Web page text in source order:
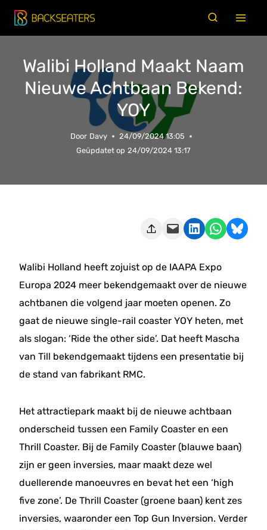
Doorgaan
naar
Walibi Holland Maakt Naam
Nieuwe Achtbaan Bekend:
YOY
Door Davy
24/09/2024 13:05
Geüpdatet op 24/09/2024 13:17
Deze pagina e-mailen Delen op LinkedIn Delen via WhatsApp Share on Bluesky
Walibi Holland heeft zojuist op de IAAPA Expo
Europa 2024 meer bekendgemaakt over de nieuwe
achtbanen die volgend jaar moeten openen. Zo
gaat de nieuwe single-rail coaster YOY heten, met
als slogan: ‘Ride the other side’. Dat heeft Mascha
van Till bekendgemaakt tijdens een presentatie bij
de stand van fabrikant RMC.
Het attractiepark maakt bij de nieuwe achtbaan
onderscheid tussen een Family Coaster en een
Thrill Coaster. Bij de Family Coaster (blauwe baan)
zijn er geen inversies, maar maakt deze wel
duellerende manoeuvres en bevat het een ‘high
five zone’. De Thrill Coaster (groene baan) kent zes
inversies, waaronder een Top Gun Inversion. Verder